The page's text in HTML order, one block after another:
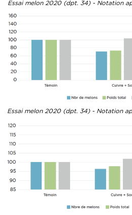
Essai melon 2020 (dpt. 34) - Notation
Essai melon 2020 (dpt. 34) - Notation